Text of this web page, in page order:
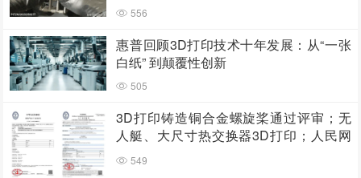
556
惠普回顾3D打印技术十年发展：从“一张
白纸” 到颠覆性创新
505
3D打印铸造铜合金螺旋桨通过评审；无
人艇、大尺寸热交换器3D打印；人民网
报道两家3D打印企业
549